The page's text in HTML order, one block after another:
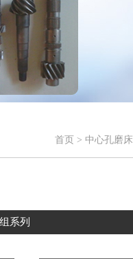
首页 > 中心孔磨床
系列